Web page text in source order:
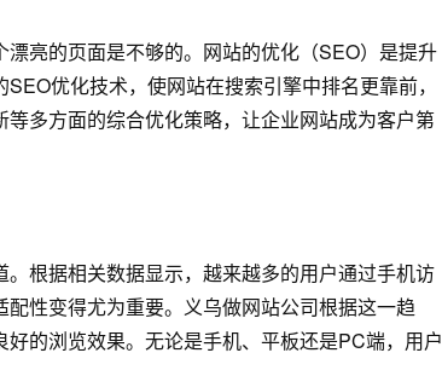
亮的页面是不够的。网站的优化（SEO）是提升
优化技术，使网站在搜索引擎中排名更靠前，
多方面的综合优化策略，让企业网站成为客户第
根据相关数据显示，越来越多的用户通过手机访
性变得尤为重要。义乌做网站公司根据这一趋
的浏览效果。无论是手机、平板还是PC端，用户